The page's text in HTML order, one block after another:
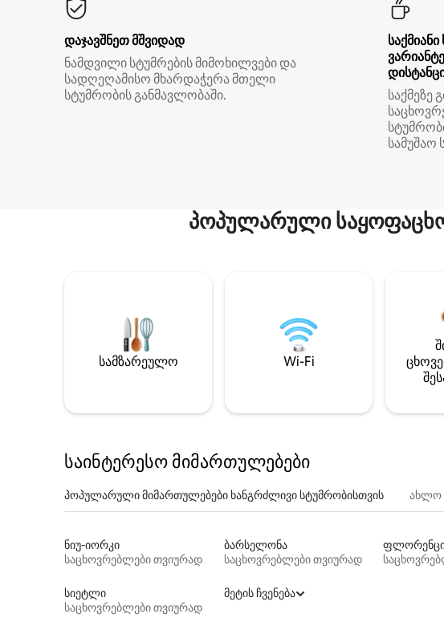
დაჯავშნეთ მშვიდად
ნამდვილი სტუმრების მიმოხილვები და
სადღეღამისო მხარდაჭერა მთელი
სტუმრობის განმავლობაში.
საქმეზე
სამუშაო
პოპულარული
სამზარეულო Wi-Fi
საინტერესო მიმართულებები
პოპულარული მიმართულებები ხანგრძლივი სტუმრობისთვის ახლო
ნიუ-იორკი
საცხოვრებლები თვიურად
ბარსელონა
საცხოვრებლები თვიურად
სიეტლი
საცხოვრებლები თვიურად
მეტის ჩვენება